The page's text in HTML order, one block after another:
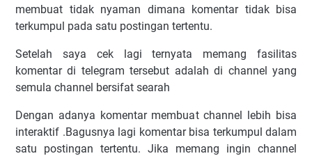
membuat tidak nyaman dimana komentar tidak bisa
terkumpul pada satu postingan tertentu.
Setelah saya cek lagi ternyata memang fasilitas
komentar di telegram tersebut adalah di channel yang
semula channel bersifat searah
Dengan adanya komentar membuat channel lebih bisa
interaktif .Bagusnya lagi komentar bisa terkumpul dalam
satu postingan tertentu. Jika memang ingin channel